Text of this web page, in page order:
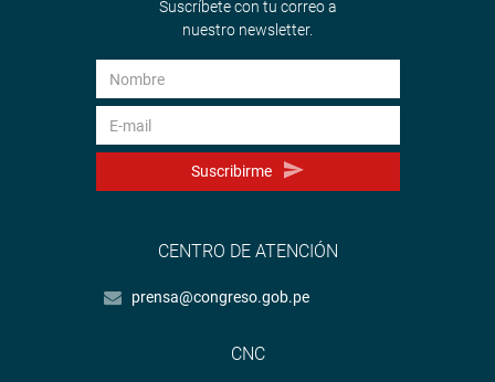
Suscríbete con tu correo a
nuestro newsletter.
Suscribirme
CENTRO DE ATENCIÓN
prensa@congreso.gob.pe
CNC